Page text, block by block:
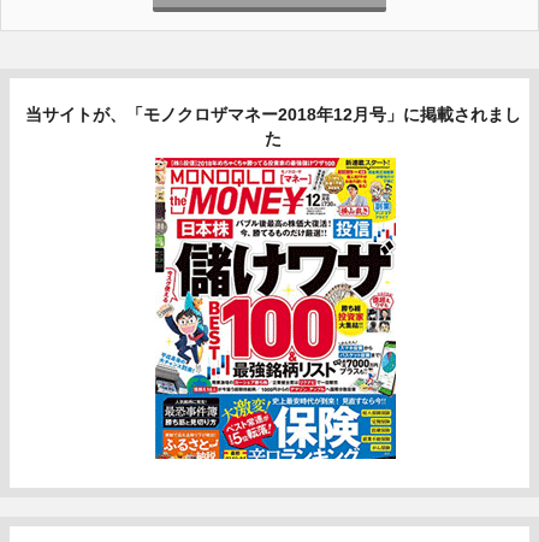
当サイトが、「モノクロザマネー2018年12月号」に掲載されまし
た